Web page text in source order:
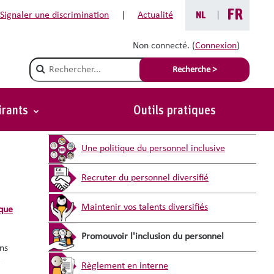
Signaler une discrimination Actualité NL FR
Non connecté. (Connexion)
Champ de recherche
Recherche >
Outils pratiques
Une politique du personnel inclusive
Recruter du personnel diversifié
Maintenir vos talents diversifiés
Promouvoir l'inclusion du personnel
Règlement en interne